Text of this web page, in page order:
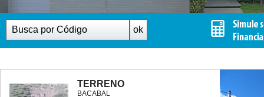
TERRENO
BACABAL